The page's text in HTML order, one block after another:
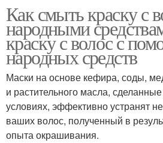
Как смыть краску с
народными
краску с волос с
народных средств
Маски на основе кефира, соды,
и растительного масла,
условиях, эффективно устранят
ваших волос, полученный в
опыта окрашивания.